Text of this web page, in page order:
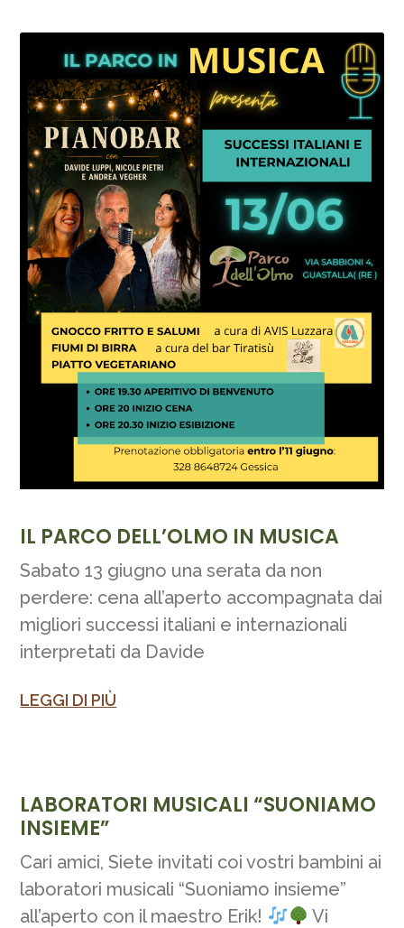
IL PARCO DELL’OLMO IN MUSICA
Sabato 13 giugno una serata da non
perdere: cena all’aperto accompagnata dai
migliori successi italiani e internazionali
interpretati da Davide
LEGGI DI PIÙ
LABORATORI MUSICALI “SUONIAMO
INSIEME”
Cari amici, Siete invitati coi vostri bambini ai
laboratori musicali “Suoniamo insieme”
all’aperto con il maestro Erik!
Vi